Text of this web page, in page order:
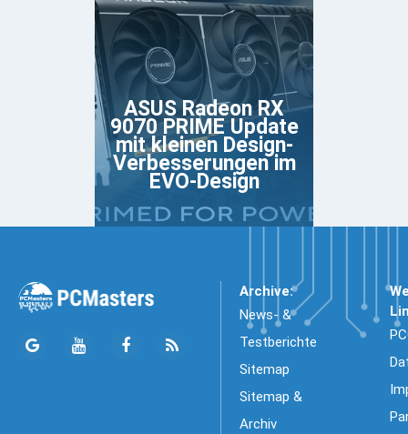
ASUS Radeon RX
9070 PRIME Update
mit kleinen Design-
Verbesserungen im
EVO-Design
Archive:
News- &
Testberichte
Sitemap
Sitemap &
Archiv